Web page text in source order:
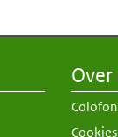
Over
Colofon
Cookies